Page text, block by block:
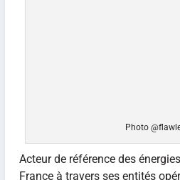
Photo
Acteur de référence des
France à travers ses entités